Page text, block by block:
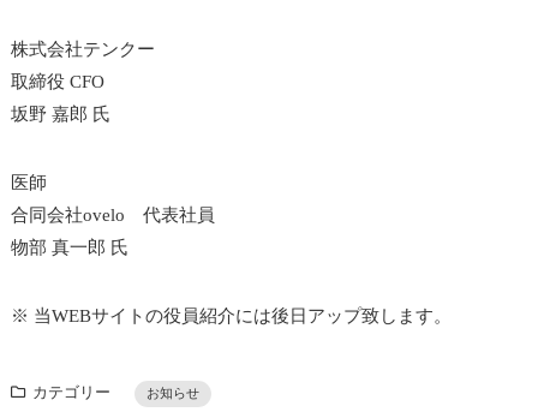
株式会社テンクー
取締役 CFO
坂野 嘉郎 氏
医師
合同会社ovelo 代表社員
物部 真一郎 氏
※ 当WEBサイトの役員紹介には後日アップ致します。
カテゴリー お知らせ